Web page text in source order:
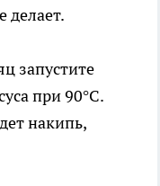
делает.
запустите
при 90°C.
накипь,